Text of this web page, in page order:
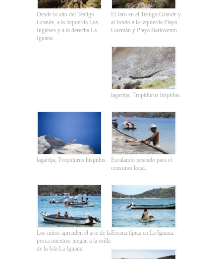
Desde lo alto del Testigo
Grande, a la izquierda Los
Ingleses y a la derecha La
Iguana.
El faro en el Testigo Grande y
al fondo a la izquierda Playa
Guzmán y Playa Barlovento.
lagartija, Tropidurus hispidus.
lagartija, Tropidurus hispidus.
Escalando pescado para el
consumo local.
Los niños aprenden el arte de la
pesca mientras juegan a la orilla
de la Isla La Iguana.
Escena típica en La Iguana.